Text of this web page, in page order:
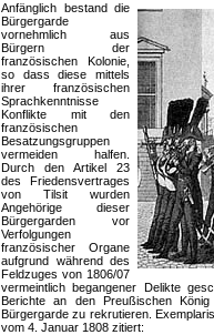
Anfänglich bestand die
Bürgergarde
vornehmlich aus
Bürgern der
französischen Kolonie,
so dass diese mittels
ihrer französischen
Sprachkenntnisse
Konflikte mit den
französischen
Besatzungsgruppen
vermeiden halfen.
Durch den Artikel 23
des Friedensvertrages
von Tilsit wurden
Angehörige dieser
Bürgergarden vor
Verfolgungen
französischer Organe
aufgrund während des
Feldzuges von 1806/07
vermeintlich begangener Delikte
Berichte an den Preußischen
Bürgergarde zu rekrutieren.
vom 4. Januar 1808 zitiert: